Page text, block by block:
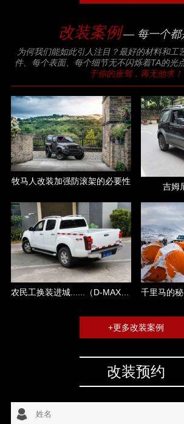
改装案例— 每一个都
为何我们能如此引人注目？最好的材料和工
件、每个表面、每个细节无不闪烁着TA的光
于你的座驾，再无他求！
牧马人改装加强防滚架的必要性
吉姆
农民工换装进城......（D-MAX改装）
+更多改装案例
改装预约